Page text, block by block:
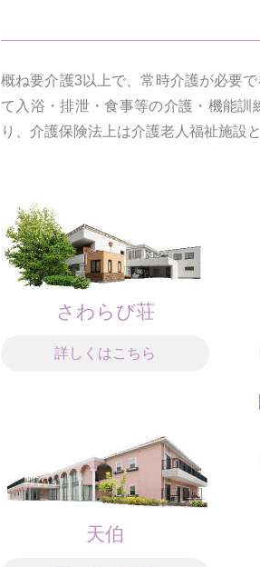
概ね要介護3以上で、常時介護が必要
て入浴・排泄・食事等の介護・機能
り、介護保険法上は介護老人福祉施設
さわらび荘
詳しくはこちら
天伯